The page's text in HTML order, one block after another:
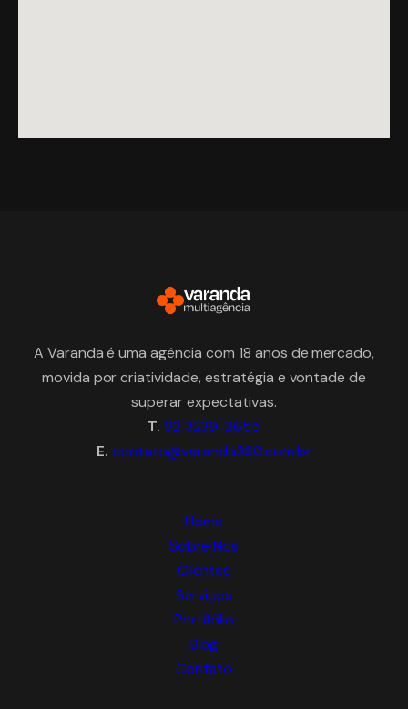
A Varanda é uma agência com 18 anos de mercado,
movida por criatividade, estratégia e vontade de
superar expectativas.
T. 92 3239-2655
E. contato@varanda360.com.br
Home
Sobre Nós
Clientes
Serviços
Portifólio
Blog
Contato